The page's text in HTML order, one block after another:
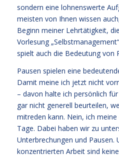
sondern eine lohnenswerte
meisten von Ihnen wissen
Beginn meiner Lehrtätigkeit,
Vorlesung
spielt auch die Bedeutung von
Pausen spielen eine
Damit meine ich jetzt nicht
– davon halte ich persönlich
gar nicht generell beurteilen,
mitreden kann. Nein, ich
Tage. Dabei haben wir zu
Unterbrechungen und Pausen.
konzentrierten Arbeit sind